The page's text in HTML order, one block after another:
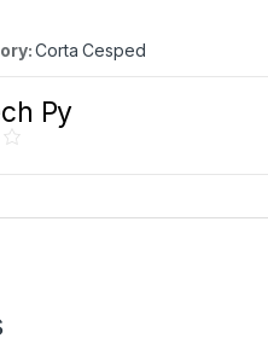
Corta Cesped
Py